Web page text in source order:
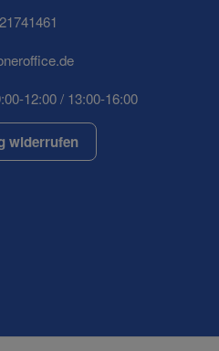
12:00 / 13:00-16:00
widerrufen